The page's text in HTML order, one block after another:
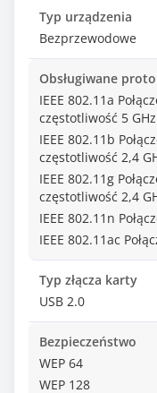
Typ urządzenia
Bezprzewodowe
Obsługiwane
IEEE 802.11a
częstotliwość 5 GHz
IEEE 802.11b
częstotliwość 2,4
IEEE 802.11g
częstotliwość 2,4
IEEE 802.11n
IEEE 802.11ac
Typ złącza karty
USB 2.0
Bezpieczeństwo
WEP 64
WEP 128